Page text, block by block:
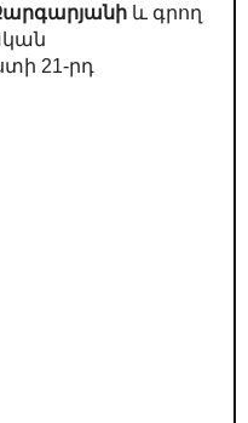
և գրող
21-րդ